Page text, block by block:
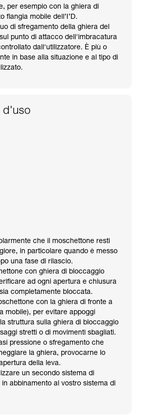
per esempio con la ghiera di
flangia mobile dell’I’D.
di sfregamento della ghiera del
punto di attacco dell'imbracatura
dall'utilizzatore. È più o
in base alla situazione e al tipo di
d'uso
che il moschettone resti
in particolare quando è messo
una fase di rilascio.
con ghiera di bloccaggio
ad ogni apertura e chiusura
completamente bloccata.
con la ghiera di fronte a
mobile), per evitare appoggi
struttura sulla ghiera di bloccaggio
stretti o di movimenti sbagliati.
pressione o sfregamento che
la ghiera, provocarne lo
della leva.
un secondo sistema di
abbinamento al vostro sistema di